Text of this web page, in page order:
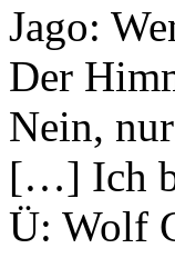
Jago:
Der
Nein,
[…] Ich
Ü: Wolf